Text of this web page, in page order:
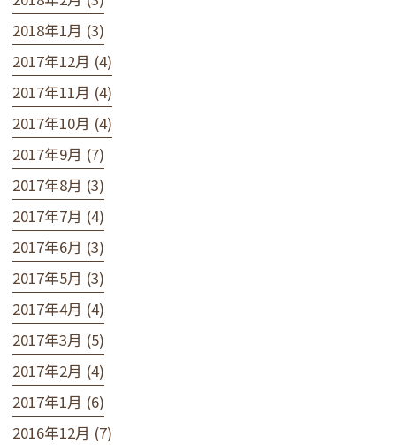
2018年1月 (3)
2017年12月 (4)
2017年11月 (4)
2017年10月 (4)
2017年9月 (7)
2017年8月 (3)
2017年7月 (4)
2017年6月 (3)
2017年5月 (3)
2017年4月 (4)
2017年3月 (5)
2017年2月 (4)
2017年1月 (6)
2016年12月 (7)